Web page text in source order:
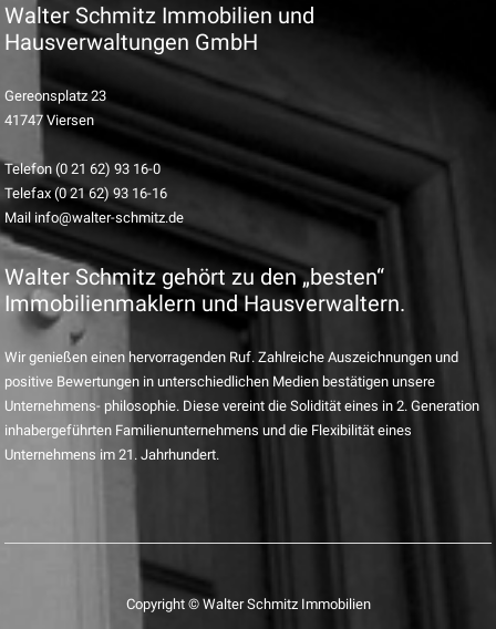
Walter Schmitz Immobilien und
Hausverwaltungen GmbH
Gereonsplatz 23
41747 Viersen
Telefon (0 21 62) 93 16-0
Telefax (0 21 62) 93 16-16
Mail info@walter-schmitz.de
Walter Schmitz gehört zu den „besten“
Immobilienmaklern und Hausverwaltern.
Wir genießen einen hervorragenden Ruf. Zahlreiche Auszeichnungen und
positive Bewertungen in unterschiedlichen Medien bestätigen unsere
Unternehmens- philosophie. Diese vereint die Solidität eines in 2. Generation
inhabergeführten Familienunternehmens und die Flexibilität eines
Unternehmens im 21. Jahrhundert.
Copyright © Walter Schmitz Immobilien